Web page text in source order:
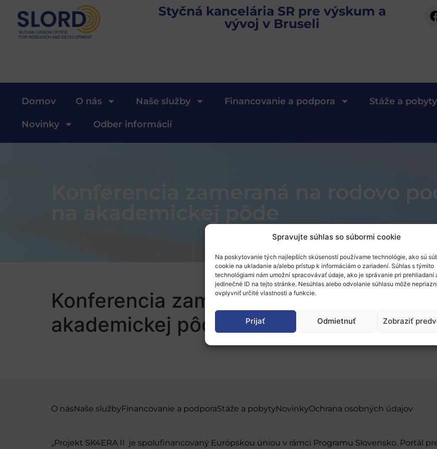
Spravujte súhlas so súbormi cookie
Na poskytovanie tých najlepších skúseností používame technológie, ako sú
cookie na ukladanie a/alebo prístup k informáciám o zariadení. Súhlas s týmito
technológiami nám umožní spracovávať údaje, ako je správanie pri prehliadaní
jedinečné ID na tejto stránke. Nesúhlas alebo odvolanie súhlasu môže
ovplyvniť určité vlastnosti a funkcie.
Prijať Odmietnuť Zobraziť
Styčná kancelária SR pre výskum a
vývoj v Bruseli
Domov O nás Naše služby Financovanie a podpora Stáže a pobyty
Novinky Odber informácií
Konferencia zameraná na rodovo
Konferencia zameraná na rodovo
akademickej pôde
O násNaše službyFinancovanie a podporaStáže a pobytyNovinkyOchrana osobných údajov
„Projekt SK4ERA II je spolufinancovaný Európskou úniou v rámci Programu Slovensko. Portál